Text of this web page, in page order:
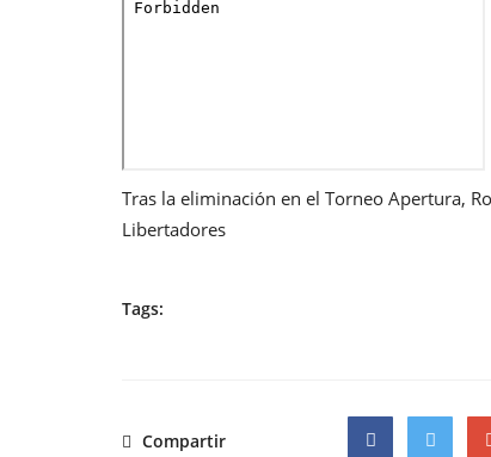
Tras la eliminación en el Torneo Apertura,
Libertadores
Tags:
Compartir